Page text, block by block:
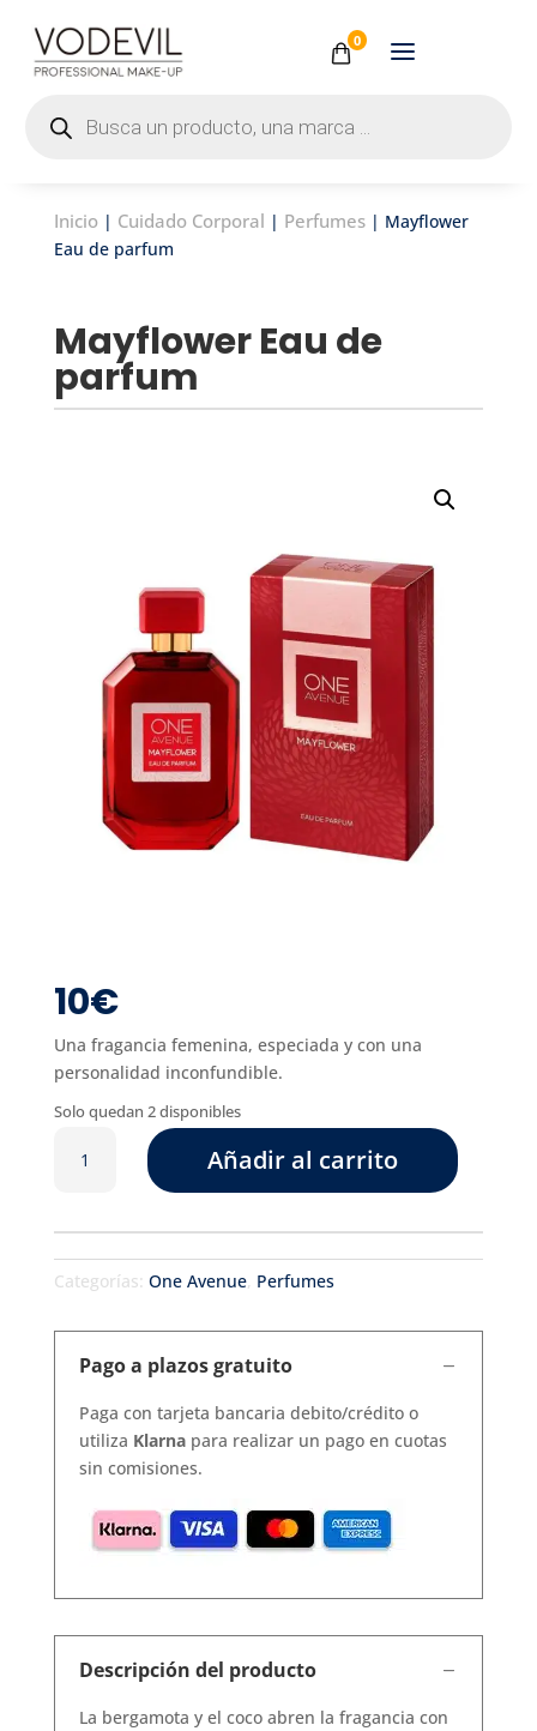
0
productos
Inicio| Cuidado Corporal | Perfumes| Mayflower
Eau de parfum
Mayflower Eau de
parfum
10€
Una fragancia femenina, especiada y con una
personalidad inconfundible.
Solo quedan 2 disponibles
Añadir al carrito
Categorías: One Avenue, Perfumes
Pago a plazos gratuito
Paga con tarjeta bancaria debito/crédito o
utiliza Klarnapara realizar un pago en cuotas
sin comisiones.
Descripción del producto
La bergamota y el coco abren la fragancia con